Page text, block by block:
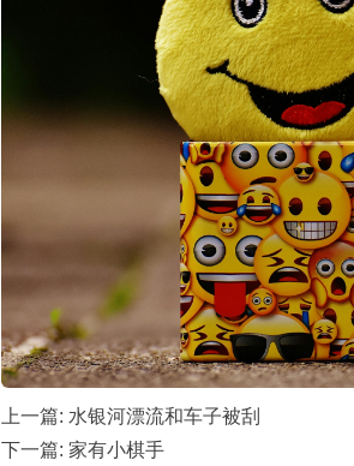
上一篇: 水银河漂流和车子被刮
下一篇: 家有小棋手